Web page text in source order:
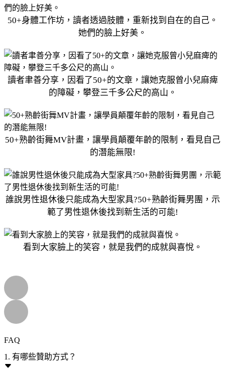
50+身體工作坊，讀者透過肢體，重新找到自在的自己。
她們的臉上好美。
讀者聿善分享，因看了50+的文章，讓她克服曾小兒麻痺
的障礙，攀登三千多公尺的高山。
50+熟齡街舞MV計畫，讓學員顛覆年齡的限制，看見自己
的潛能無限!
誰說男性退休後只能成為大型家具?50+熟齡街舞男團，示
範了男性退休後找到新生活的可能!
看到大家臉上的笑容，就是我們的成就與喜悅。
FAQ
1. 有哪些贊助方式？